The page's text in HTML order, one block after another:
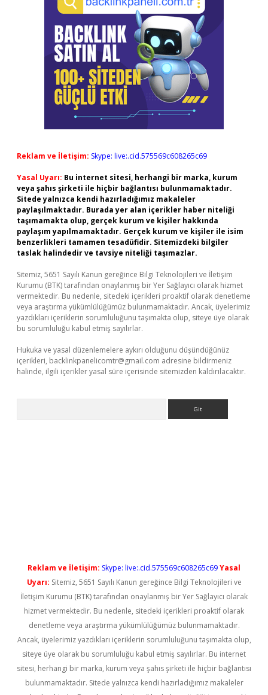
Reklam ve İletişim: Skype: live:.cid.575569c608265c69
Yasal Uyarı: Bu internet sitesi, herhangi bir marka, kurum
veya şahıs şirketi ile hiçbir bağlantısı bulunmamaktadır.
Sitede yalnızca kendi hazırladığımız makaleler
paylaşılmaktadır. Burada yer alan içerikler haber niteliği
taşımamakta olup, gerçek kurum ve kişiler hakkında
paylaşım yapılmamaktadır. Gerçek kurum ve kişiler ile isim
benzerlikleri tamamen tesadüfidir. Sitemizdeki bilgiler
taslak halindedir ve tavsiye niteliği taşımazlar.
Sitemiz, 5651 Sayılı Kanun gereğince Bilgi Teknolojileri ve İletişim
Kurumu (BTK) tarafından onaylanmış bir Yer Sağlayıcı olarak hizmet
vermektedir. Bu nedenle, sitedeki içerikleri proaktif olarak denetleme
veya araştırma yükümlülüğümüz bulunmamaktadır. Ancak, üyelerimiz
yazdıkları içeriklerin sorumluluğunu taşımakta olup, siteye üye olarak
bu sorumluluğu kabul etmiş sayılırlar.
Hukuka ve yasal düzenlemelere aykırı olduğunu düşündüğünüz
içerikleri, backlinkpanelicomtr@gmail.com adresine bildirmeniz
halinde, ilgili içerikler yasal süre içerisinde sitemizden kaldırılacaktır.
Reklam ve İletişim: Skype: live:.cid.575569c608265c69Yasal
Uyarı: Sitemiz, 5651 Sayılı Kanun gereğince Bilgi Teknolojileri ve
İletişim Kurumu (BTK) tarafından onaylanmış bir Yer Sağlayıcı olarak
hizmet vermektedir. Bu nedenle, sitedeki içerikleri proaktif olarak
denetleme veya araştırma yükümlülüğümüz bulunmamaktadır.
Ancak, üyelerimiz yazdıkları içeriklerin sorumluluğunu taşımakta olup,
siteye üye olarak bu sorumluluğu kabul etmiş sayılırlar. Bu internet
sitesi, herhangi bir marka, kurum veya şahıs şirketi ile hiçbir bağlantısı
bulunmamaktadır. Sitede yalnızca kendi hazırladığımız makaleler